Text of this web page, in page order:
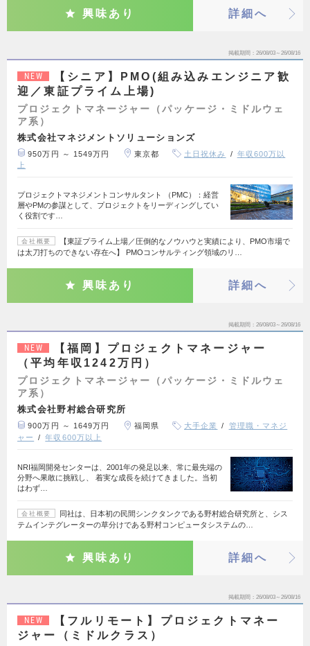
興味あり 詳細へ
掲載期間 26/08/03～26/08/16
NEW
【シニア】PMO(組み込みエンジニア歓
迎／東証プライム上場)
プロジェクトマネージャー（パッケージ・ミドルウェ
ア系）
株式会社マネジメントソリューションズ
950万円 ～ 1549万円 東京都 土日祝休み
年収600万以
上
プロジェクトマネジメントコンサルタント （PMC）：経営
層やPMの参謀として、プロジェクトをリーディングしてい
く役割です…
会社概要
【東証プライム上場／圧倒的なノウハウと実績により、PMO市場で
は太刀打ちのできない存在へ】 PMOコンサルティング領域のリ…
興味あり 詳細へ
掲載期間 26/08/03～26/08/16
NEW
【福岡】プロジェクトマネージャー
（平均年収1242万円）
プロジェクトマネージャー（パッケージ・ミドルウェ
ア系）
株式会社野村総合研究所
900万円 ～ 1649万円 福岡県 大手企業
管理職・マネジ
ャー
年収600万以上
NRI福岡開発センターは、2001年の発足以来、常に最先端の
分野へ果敢に挑戦し、 着実な成長を続けてきました。当初
はわず…
会社概要
同社は、日本初の民間シンクタンクである野村総合研究所と、シス
テムインテグレーターの草分けである野村コンピュータシステムの…
興味あり 詳細へ
掲載期間 26/08/03～26/08/16
NEW
【フルリモート】プロジェクトマネー
ジャー（ミドルクラス）